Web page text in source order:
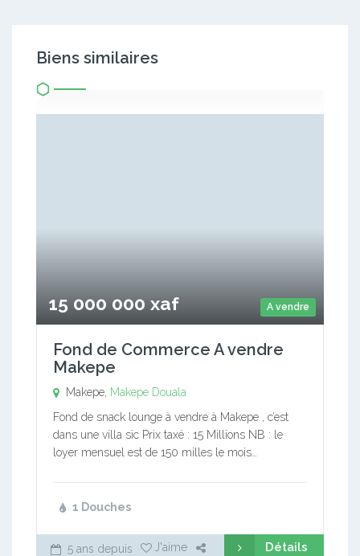
Biens similaires
A vendre
15 000 000 xaf
Fond de Commerce A vendre
Makepe
Makepe, Makepe Douala
Fond de snack lounge à vendre à Makepe , c’est
dans une villa sic Prix taxé : 15 Millions NB : le
loyer mensuel est de 150 milles le mois…
1 Douches
5 ans depuis J'aime Détails